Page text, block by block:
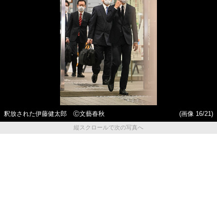
釈放された伊藤健太郎 Ⓒ文藝春秋
(画像 16/21)
縦スクロールで次の写真へ